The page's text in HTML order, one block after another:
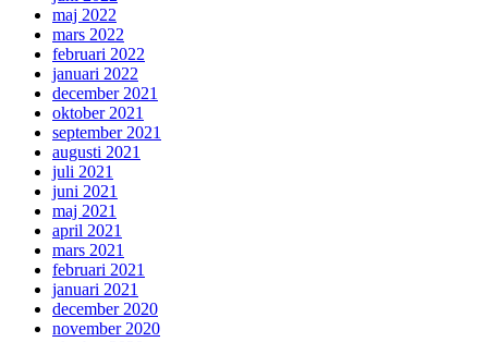
maj 2022
mars 2022
februari 2022
januari 2022
december 2021
oktober 2021
september 2021
augusti 2021
juli 2021
juni 2021
maj 2021
april 2021
mars 2021
februari 2021
januari 2021
december 2020
november 2020